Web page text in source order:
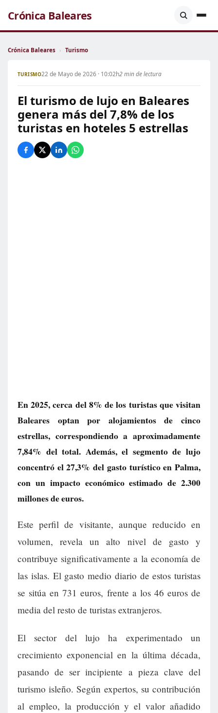
Crónica Baleares
Crónica Baleares › Turismo
TURISMO22 de Mayo de 2026 · 10:02h2 min de lectura
El turismo de lujo en Baleares
genera más del 7,8% de los
turistas en hoteles 5 estrellas
En 2025, cerca del 8% de los turistas que visitan
Baleares optan por alojamientos de cinco
estrellas, correspondiendo a aproximadamente
7,84% del total. Además, el segmento de lujo
concentró el 27,3% del gasto turístico en Palma,
con un impacto económico estimado de 2.300
millones de euros.
Este perfil de visitante, aunque reducido en
volumen, revela un alto nivel de gasto y
contribuye significativamente a la economía de
las islas. El gasto medio diario de estos turistas
se sitúa en 731 euros, frente a los 46 euros de
media del resto de turistas extranjeros.
El sector del lujo ha experimentado un
crecimiento exponencial en la última década,
pasando de ser incipiente a pieza clave del
turismo isleño. Según expertos, su contribución
al empleo, la producción y el valor añadido